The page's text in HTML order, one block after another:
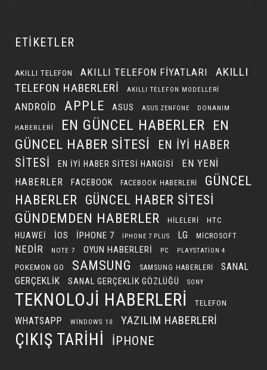
ETIKETLER
AKILLI TELEFON AKILLI TELEFON FIYATLARI
AKILLI
TELEFON HABERLERI
AKILLI TELEFON MODELLERI
ANDROID APPLE ASUS ASUS ZENFONE DONANIM
HABERLERI EN GÜNCEL HABERLER EN
GÜNCEL HABER SITESI
EN IYI HABER
SITESI
EN IYI HABER SITESI HANGISI
EN YENI
HABERLER
FACEBOOK FACEBOOK HABERLERI
GÜNCEL
HABERLER
GÜNCEL HABER SITESI
GÜNDEMDEN HABERLER HILELERI HTC
HUAWEI IOS IPHONE 7 IPHONE 7 PLUS LG MICROSOFT
NEDIR NOTE 7 OYUN HABERLERI PC PLAYSTATION 4
POKEMON GO SAMSUNG SAMSUNG HABERLERI
SANAL
GERÇEKLIK
SANAL GERÇEKLIK GÖZLÜĞÜ SONY
TEKNOLOJI HABERLERI TELEFON
WHATSAPP WINDOWS 10 YAZILIM HABERLERI
ÇIKIŞ TARIHI İPHONE